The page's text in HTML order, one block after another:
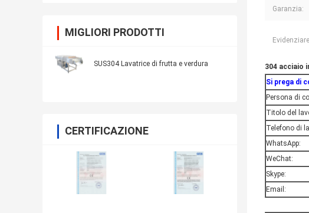
MIGLIORI PRODOTTI
SUS304 Lavatrice di frutta e verdura
CERTIFICAZIONE
Garanzia:
304 acciaio
Si prega di
Persona di
Titolo del
Telefono di
WhatsApp:
WeChat:
Skype:
Email: